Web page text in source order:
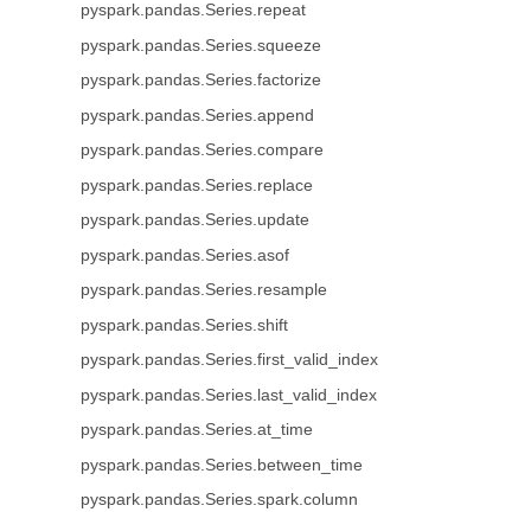
pyspark.pandas.Series.repeat
pyspark.pandas.Series.squeeze
pyspark.pandas.Series.factorize
pyspark.pandas.Series.append
pyspark.pandas.Series.compare
pyspark.pandas.Series.replace
pyspark.pandas.Series.update
pyspark.pandas.Series.asof
pyspark.pandas.Series.resample
pyspark.pandas.Series.shift
pyspark.pandas.Series.first_valid_index
pyspark.pandas.Series.last_valid_index
pyspark.pandas.Series.at_time
pyspark.pandas.Series.between_time
pyspark.pandas.Series.spark.column